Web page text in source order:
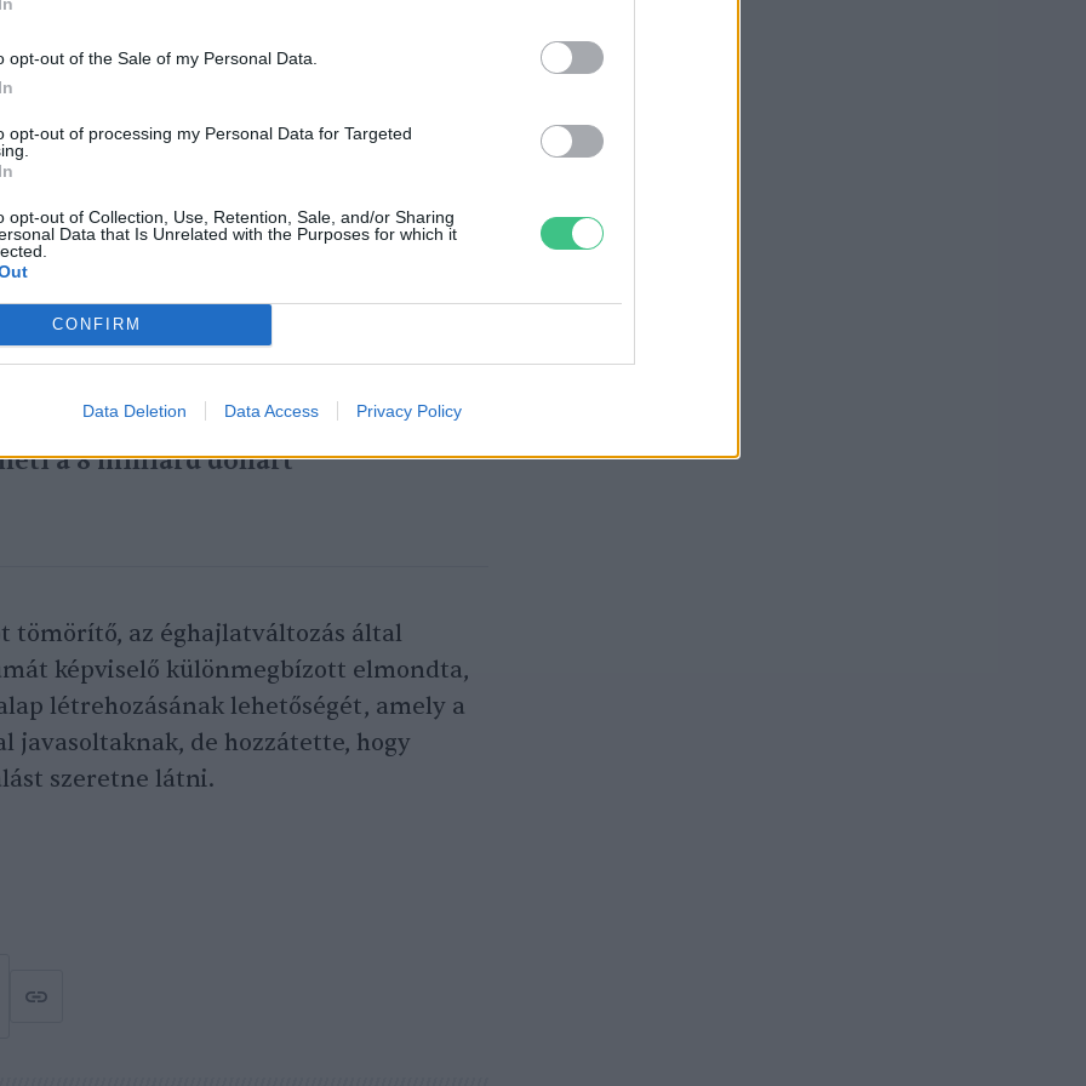
opt-out of the Sale of my Personal Data.
opt-out of processing my Personal Data for Targeted
opt-out of Collection, Use, Retention, Sale, and/or Sharing
Data that Is Unrelated with the Purposes for which it
CONFIRM
Data Deletion Data Access Privacy Policy
szóvivője azt mondta, hogy a
kell a fejlődő országok finanszírozására
minden országnak konkrét
éghajlat-politikai célkitűzéseit.
kötelezettségvállalási
a 8 milliárd dollárt
tömörítő, az éghajlatváltozás által
képviselő különmegbízott elmondta,
létrehozásának lehetőségét, amely a
javasoltaknak, de hozzátette, hogy
szeretne látni.